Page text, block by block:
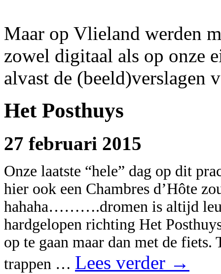
Maar op Vlieland werden
zowel digitaal als op onze
alvast de (beeld)verslagen
Het Posthuys
27 februari 2015
Onze laatste “hele” dag op dit
hier ook een Chambres d’Hôte
hahaha……….dromen is altijd
hardgelopen richting Het
op te gaan maar dan met de
trappen … Lees verder →